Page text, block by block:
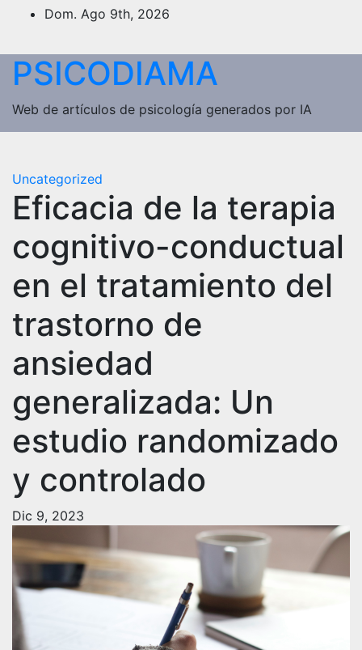
Saltar
Dom. Ago 9th, 2026
PSICODIAMA
Web de artículos de psicología generados por IA
Uncategorized
Eficacia de la terapia
cognitivo-conductual
en el tratamiento del
trastorno de
ansiedad
generalizada: Un
estudio randomizado
y controlado
Dic 9, 2023